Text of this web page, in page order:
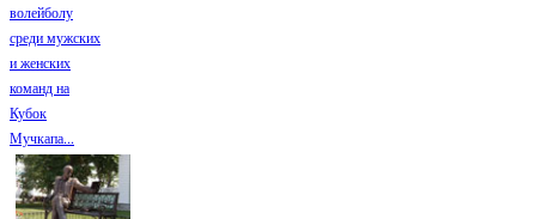
волейболу
среди мужских
и женских
команд на
Кубок
Мучкапа...